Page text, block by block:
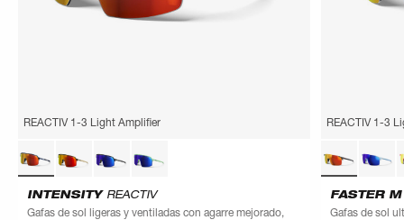
REACTIV 1-3 Light Amplifier
INTENSITY REACTIV
Gafas de sol ligeras y ventiladas con agarre mejorado,
REACTIV 1-3
FASTER
Gafas de sol